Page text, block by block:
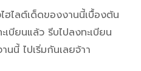
ฮไลต์เด็ดของงานนี้เบื้องต้น
บียนแล้ว รีบไปลงทะเบียน
นี้ ไปเริ่มกันเลยจ้าา